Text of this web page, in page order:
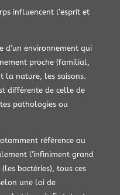
influencent l’esprit et
d’un environnement qui
proche (familial,
la nature, les saisons.
différente de celle de
pathologies ou
référence au
l’infiniment grand
bactéries), tous ces
une loi de